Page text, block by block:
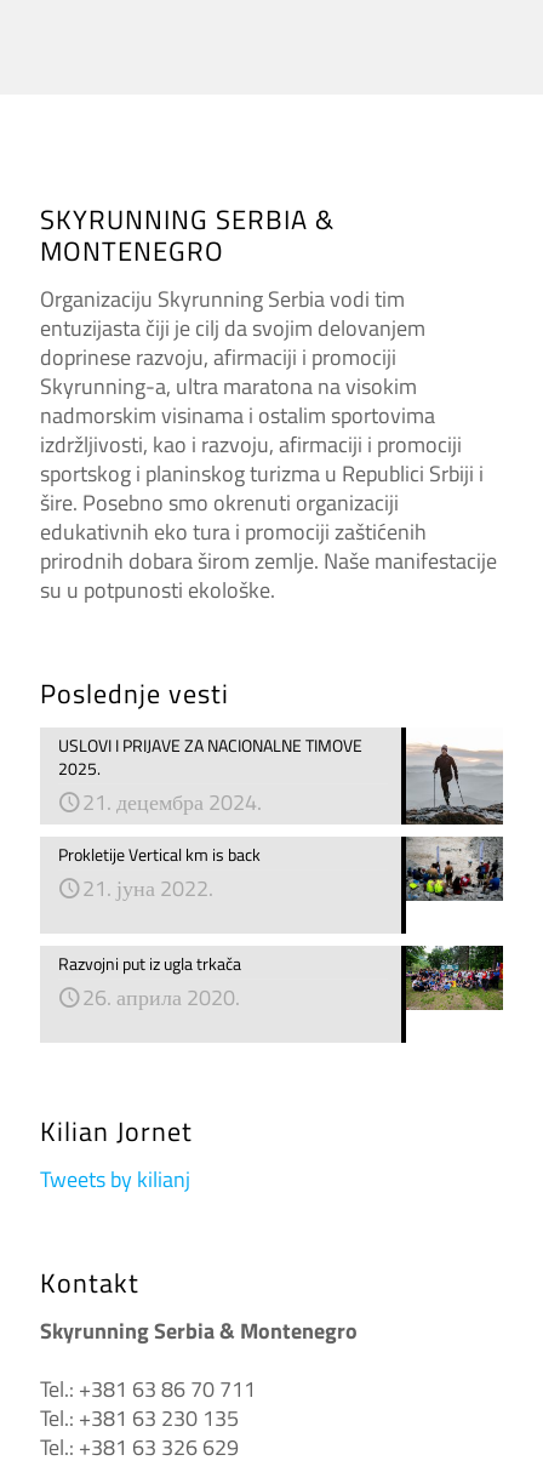
SKYRUNNING SERBIA &
MONTENEGRO
Organizaciju Skyrunning Serbia vodi tim
entuzijasta čiji je cilj da svojim delovanjem
doprinese razvoju, afirmaciji i promociji
Skyrunning-a, ultra maratona na visokim
nadmorskim visinama i ostalim sportovima
izdržljivosti, kao i razvoju, afirmaciji i promociji
sportskog i planinskog turizma u Republici Srbiji i
šire. Posebno smo okrenuti organizaciji
edukativnih eko tura i promociji zaštićenih
prirodnih dobara širom zemlje. Naše manifestacije
su u potpunosti ekološke.
Poslednje vesti
USLOVI I PRIJAVE ZA NACIONALNE TIMOVE
2025.
21. децембра 2024.
Prokletije Vertical km is back
21. јуна 2022.
Razvojni put iz ugla trkača
26. априла 2020.
Kilian Jornet
Tweets by kilianj
Kontakt
Skyrunning Serbia & Montenegro
Tel.: +381 63 86 70 711
Tel.: +381 63 230 135
Tel.: +381 63 326 629